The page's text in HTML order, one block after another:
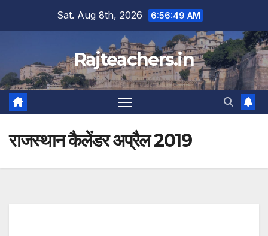
Sat. Aug 8th, 2026 6:56:49 AM
Rajteachers.in
राजस्थान कैलेंडर अप्रैल 2019